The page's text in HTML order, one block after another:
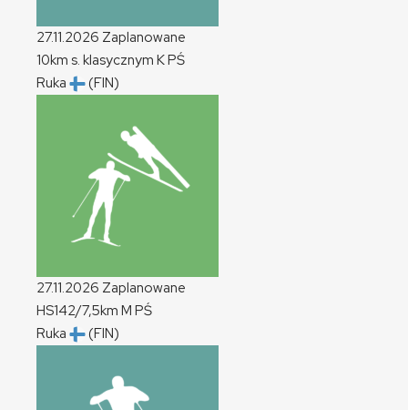
27.11.2026 Zaplanowane
10km s. klasycznym KPŚ
Ruka
(FIN)
27.11.2026 Zaplanowane
HS142/7,5km M PŚ
Ruka
(FIN)